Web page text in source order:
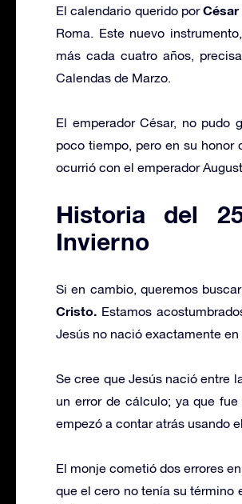
El calendario querido porCésar
Roma. Este nuevo
más cada cuatro años,
Calendas de Marzo.
El emperador César, no pudo
poco tiempo, pero en su
ocurrió con el emperador
Historia del
Invierno
Si en cambio, queremos
Cristo. Estamos
Jesús no nació exactamente en
Se cree que Jesús nació entre
un error de cálculo; ya que
empezó a contar atrás usando
El monje cometió dos errores
que el cero no tenía su término